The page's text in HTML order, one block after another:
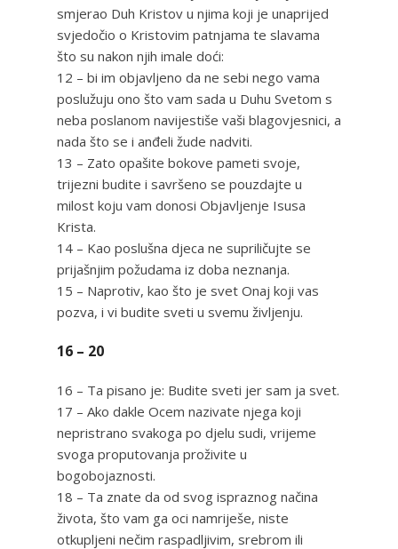
smjerao Duh Kristov u njima koji je unaprijed
svjedočio o Kristovim patnjama te slavama
što su nakon njih imale doći:
12 – bi im objavljeno da ne sebi nego vama
poslužuju ono što vam sada u Duhu Svetom s
neba poslanom navijestiše vaši blagovjesnici, a
nada što se i anđeli žude nadviti.
13 – Zato opašite bokove pameti svoje,
trijezni budite i savršeno se pouzdajte u
milost koju vam donosi Objavljenje Isusa
Krista.
14 – Kao poslušna djeca ne supriličujte se
prijašnjim požudama iz doba neznanja.
15 – Naprotiv, kao što je svet Onaj koji vas
pozva, i vi budite sveti u svemu življenju.
16 – 20
16 – Ta pisano je: Budite sveti jer sam ja svet.
17 – Ako dakle Ocem nazivate njega koji
nepristrano svakoga po djelu sudi, vrijeme
svoga proputovanja proživite u
bogobojaznosti.
18 – Ta znate da od svog ispraznog načina
života, što vam ga oci namriješe, niste
otkupljeni nečim raspadljivim, srebrom ili